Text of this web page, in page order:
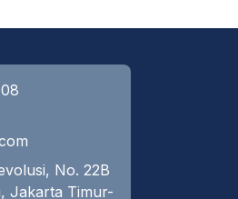
No. 22B
Jakarta Timur-